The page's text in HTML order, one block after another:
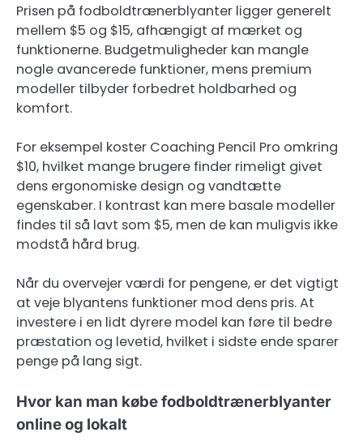
Prisen på fodboldtrænerblyanter ligger generelt
mellem $5 og $15, afhængigt af mærket og
funktionerne. Budgetmuligheder kan mangle
nogle avancerede funktioner, mens premium
modeller tilbyder forbedret holdbarhed og
komfort.
For eksempel koster Coaching Pencil Pro omkring
$10, hvilket mange brugere finder rimeligt givet
dens ergonomiske design og vandtætte
egenskaber. I kontrast kan mere basale modeller
findes til så lavt som $5, men de kan muligvis ikke
modstå hård brug.
Når du overvejer værdi for pengene, er det vigtigt
at veje blyantens funktioner mod dens pris. At
investere i en lidt dyrere model kan føre til bedre
præstation og levetid, hvilket i sidste ende sparer
penge på lang sigt.
Hvor kan man købe fodboldtrænerblyanter
online og lokalt